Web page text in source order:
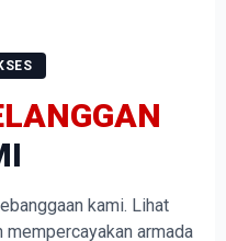
kami. Lihat
armada